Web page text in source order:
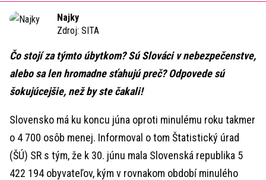
Najky
Zdroj: SITA
Čo stojí za týmto úbytkom? Sú Slováci v nebezpečenstve,
alebo sa len hromadne sťahujú preč? Odpovede sú
šokujúcejšie, než by ste čakali!
Slovensko má ku koncu júna oproti minulému roku takmer
o 4 700 osôb menej. Informoval o tom Štatistický úrad
(ŠÚ) SR s tým, že k 30. júnu mala Slovenská republika 5
422 194 obyvateľov, kým v rovnakom období minulého